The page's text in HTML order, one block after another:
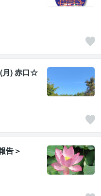
月) 赤口☆
告＞